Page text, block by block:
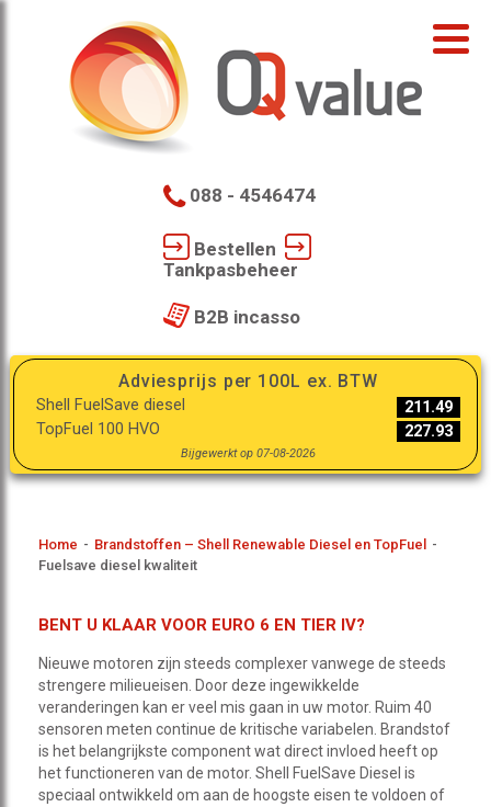
088 - 4546474
Bestellen
Tankpasbeheer
B2B incasso
Adviesprijs per 100L ex. BTW
Shell FuelSave diesel
211.49
TopFuel 100 HVO
227.93
Bijgewerkt op 07-08-2026
Home - Brandstoffen – Shell Renewable Diesel en TopFuel
-
Fuelsave diesel kwaliteit
BENT U KLAAR VOOR EURO 6 EN TIER IV?
Nieuwe motoren zijn steeds complexer vanwege de steeds
strengere milieueisen. Door deze ingewikkelde
veranderingen kan er veel mis gaan in uw motor. Ruim 40
sensoren meten continue de kritische variabelen. Brandstof
is het belangrijkste component wat direct invloed heeft op
het functioneren van de motor. Shell FuelSave Diesel is
speciaal ontwikkeld om aan de hoogste eisen te voldoen of